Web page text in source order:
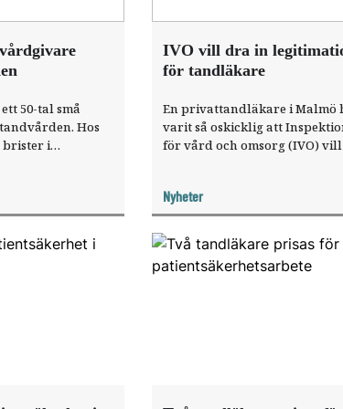
50-tal små
Hos
brister i
IVO vill dra in
för tandläkare
En privattandläkare i Malmö
varit så oskicklig att
för vård och omsorg (IVO)
Nyheter